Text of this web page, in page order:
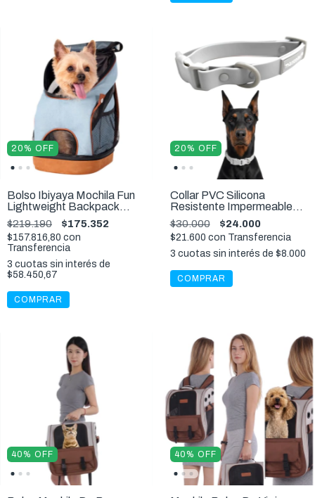
20% OFF
Bolso Ibiyaya Mochila Fun
Lightweight Backpack
Denim para Perros y Gatos
$219.190 $175.352
$157.816,80 con
Transferencia
3 cuotas sin interés de
$58.450,67
COMPRAR
20% OFF
Collar PVC Silicona
Resistente Impermeable
Premium Gris S,M,L
$30.000 $24.000
$21.600 con Transferencia
3 cuotas sin interés de $8.000
COMPRAR
40% OFF 40% OFF